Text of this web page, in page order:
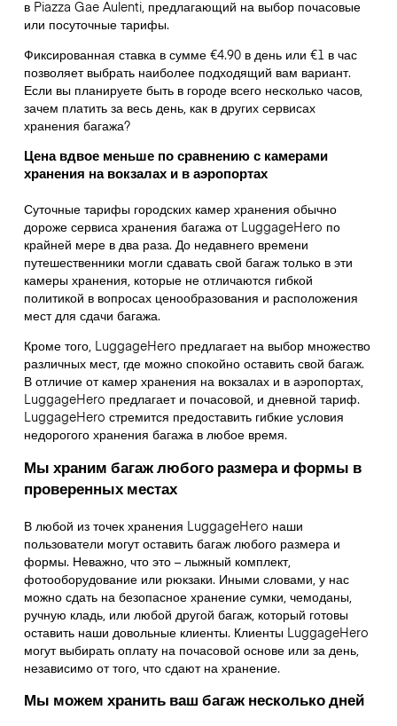
в Piazza Gae Aulenti, предлагающий на выбор почасовые
или посуточные тарифы.
Фиксированная ставка в сумме €4.90 в день или €1 в час
позволяет выбрать наиболее подходящий вам вариант.
Если вы планируете быть в городе всего несколько часов,
зачем платить за весь день, как в других сервисах
хранения багажа?
Цена вдвое меньше по сравнению с камерами
хранения на вокзалах и в аэропортах
Суточные тарифы городских камер хранения обычно
дороже сервиса хранения багажа от LuggageHero по
крайней мере в два раза. До недавнего времени
путешественники могли сдавать свой багаж только в эти
камеры хранения, которые не отличаются гибкой
политикой в вопросах ценообразования и расположения
мест для сдачи багажа.
Кроме того, LuggageHero предлагает на выбор множество
различных мест, где можно спокойно оставить свой багаж.
В отличие от камер хранения на вокзалах и в аэропортах,
LuggageHero предлагает и почасовой, и дневной тариф.
LuggageHero стремится предоставить гибкие условия
недорогого хранения багажа в любое время.
Мы храним багаж любого размера и формы в
проверенных местах
В любой из точек хранения LuggageHero наши
пользователи могут оставить багаж любого размера и
формы. Неважно, что это – лыжный комплект,
фотооборудование или рюкзаки. Иными словами, у нас
можно сдать на безопасное хранение сумки, чемоданы,
ручную кладь, или любой другой багаж, который готовы
оставить наши довольные клиенты. Клиенты LuggageHero
могут выбирать оплату на почасовой основе или за день,
независимо от того, что сдают на хранение.
Мы можем хранить ваш багаж несколько дней